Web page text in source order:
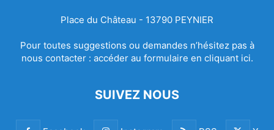
Place du Château - 13790 PEYNIER
Pour toutes suggestions ou demandes n’hésitez pas à
nous contacter : accéder au formulaire en cliquant ici.
SUIVEZ NOUS